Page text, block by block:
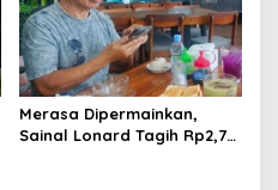
Merasa Dipermainkan,
Sainal Lonard Tagih Rp2,75